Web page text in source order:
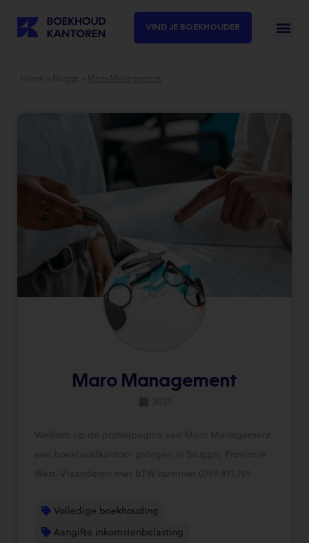
VIND JE BOEKHOUDER
Maro Management
2021
Welkom op de profielpagina van Maro Management,
een boekhoudkantoor gelegen in Brugge, Provincie
West-Vlaanderen met BTW nummer 0759.871.769
Volledige boekhouding
Aangifte inkomstenbelasting